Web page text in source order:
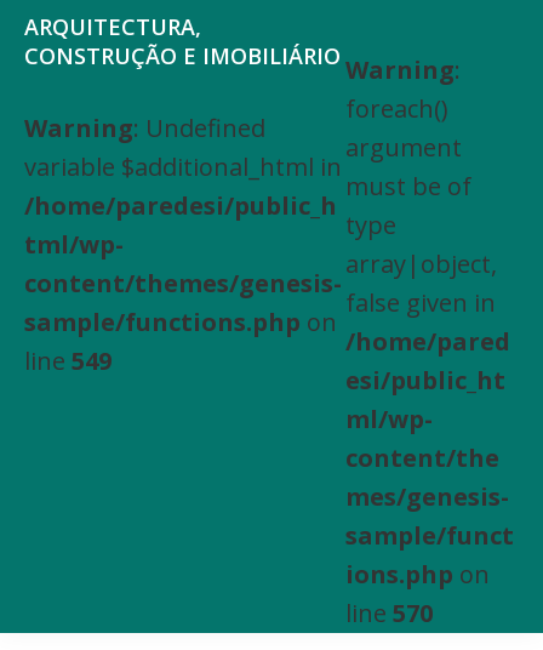
Saltar
para
menu
principal
Skip
content
ARQUITECTURA,
CONSTRUÇÃO E IMOBILIÁRIO
Engenharia
Civil,
Actividades
especializadas
de
construção,
Arrendamento
de
Warning: Undefined
variable $additional_html in
/home/paredesi/public_h
tml/wp-
content/themes/genesis-
sample/functions.php on
line 549
Warning:
foreach()
argument
must be of
type
array|object,
false given in
/home/pared
esi/public_ht
ml/wp-
content/the
mes/genesis-
sample/funct
ions.php on
line570